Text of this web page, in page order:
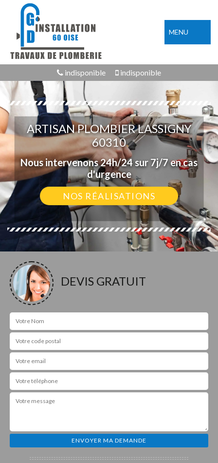
MENU
indisponible indisponible
ARTISAN PLOMBIER LASSIGNY
60310
Nous intervenons 24h/24 sur 7j/7 en cas
d'urgence
NOS RÉALISATIONS
DEVIS GRATUIT